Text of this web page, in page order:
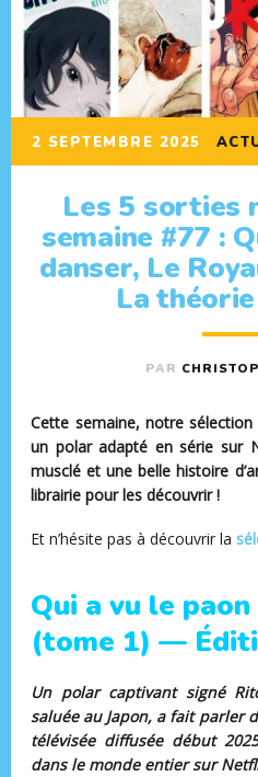
2 SEPTEMBRE 2025
Les 5 sorties
semaine #77 :
danser, Le
La
PAR
Cette semaine, notre
un polar adapté en série sur
musclé et une belle histoire
librairie pour les découvrir !
Et n’hésite pas à découvrir las
Qui a vu le
(tome 1) —
Un polar captivant signé
saluée au Japon, a fait parler
télévisée diffusée début
dans le monde entier sur